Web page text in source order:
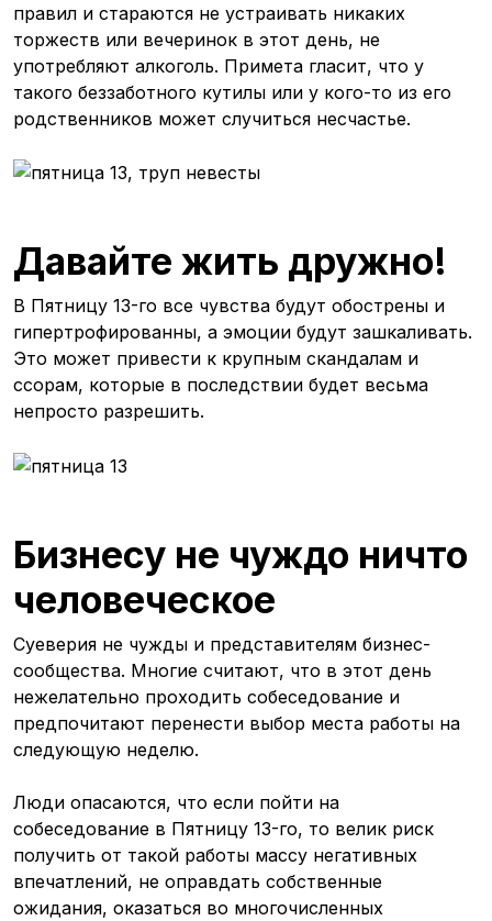
правил и стараются не устраивать никаких
торжеств или вечеринок в этот день, не
употребляют алкоголь. Примета гласит, что у
такого беззаботного кутилы или у кого-то из его
родственников может случиться несчастье.
Давайте жить дружно!
В Пятницу 13-го все чувства будут обострены и
гипертрофированны, а эмоции будут зашкаливать.
Это может привести к крупным скандалам и
ссорам, которые в последствии будет весьма
непросто разрешить.
Бизнесу не чуждо ничто
человеческое
Суеверия не чужды и представителям бизнес-
сообщества. Многие считают, что в этот день
нежелательно проходить собеседование и
предпочитают перенести выбор места работы на
следующую неделю.
Люди опасаются, что если пойти на
собеседование в Пятницу 13-го, то велик риск
получить от такой работы массу негативных
впечатлений, не оправдать собственные
ожидания, оказаться во многочисленных